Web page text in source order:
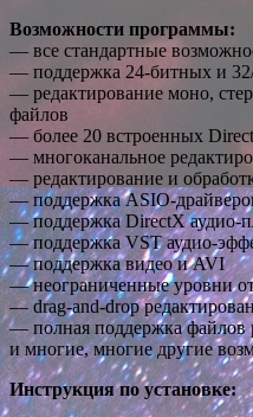
Возможности программы:
— все стандартные
— поддержка 24-битных и
— редактирование моно,
файлов
— более 20 встроенных
— многоканальное
— редактирование и
— поддержка ASIO-
— поддержка DirectX аудио-
— поддержка VST аудио-
— поддержка видео и AVI
— неограниченные уровни
— drag-and-drop
— полная поддержка файлов
и многие, многие другие
Инструкция по установке: